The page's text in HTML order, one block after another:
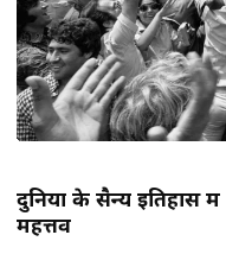
दुनिया के सैन्य इतिहास में
महत्तव